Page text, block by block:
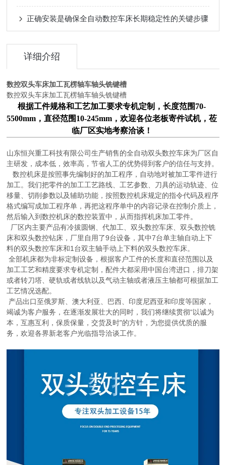
正确安装是确保全自动数控车床长期稳定性的关键步骤
详细介绍
数控双头车床加工瓦楞轴车轴头铣键槽
数控双头车床加工瓦楞轴车轴头铣键槽
根据工件规格和工艺加工要求专机定制，长度范围70-
5500mm，直径范围10-245mm，欢迎各位老板寄件试机，莅
临厂区实地考察洽谈！
山东恒兴重工科技有限公司生产销售的全自动双头数控车床为厂区自
主研发，成本低，效率高，节省人工的优势得到客户的信任与支持。
数控机床是按照事先编制好的加工程序，自动地对被加工零件进行
加工。我们把零件的加工工艺路线、工艺参数、刀具的运动轨迹、位
移量、切削参数以及辅助功能，按照数控机床规定的指令代码及程序
格式编写成加工程序单，再把这程序单中的内容记录在控制介质上，
然后输入到数控机床的数控装置中，从而指挥机床加工零件。
厂区内主要产品有冷拔圆钢、代加工、双头数控车床、双头数控铣
床和双头数控钻床，厂里自用了9台设备，其中7台单主轴自动上下
料的双头数控车床和1 台双主轴手动上下料的双头数控车床。
全部机床都为非标定制设备，根据客户工件的长度和直径范围以及
加工工艺和精度要求专机定制，配件大都采用中国台湾进口，排刀架
或者转刀塔、硬轨或者线轨以及气动主轴或者液压主轴都可根据加工
工艺情况选配。
产品出口至俄罗斯、澳大利亚、巴西、印度尼西亚和印度等国家，
竭诚为客户服务，在逐渐发展壮大的同时，我们将继续贯彻“以诚为
本，互惠互利，保质保量，交货及时"的方针，为您提供优质的服
务，欢迎各界新老客户光临指导洽谈工作。